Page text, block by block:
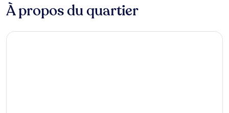
À propos du quartier